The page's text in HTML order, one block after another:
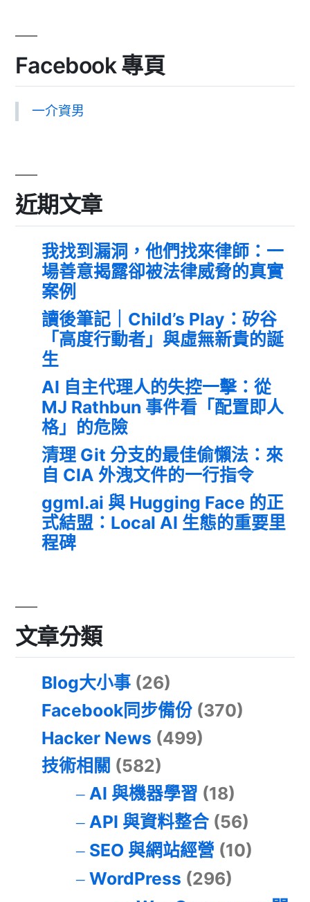
Facebook 專頁
一介資男
近期文章
我找到漏洞，他們找來律師：一
場善意揭露卻被法律威脅的真實
案例
讀後筆記｜Child’s Play：矽谷
「高度行動者」與虛無新貴的誕
生
AI 自主代理人的失控一擊：從
MJ Rathbun 事件看「配置即人
格」的危險
清理 Git 分支的最佳偷懶法：來
自 CIA 外洩文件的一行指令
ggml.ai 與 Hugging Face 的正
式結盟：Local AI 生態的重要里
程碑
文章分類
Blog大小事 (26)
Facebook同步備份 (370)
Hacker News (499)
技術相關 (582)
AI 與機器學習 (18)
API 與資料整合(56)
SEO 與網站經營 (10)
WordPress (296)